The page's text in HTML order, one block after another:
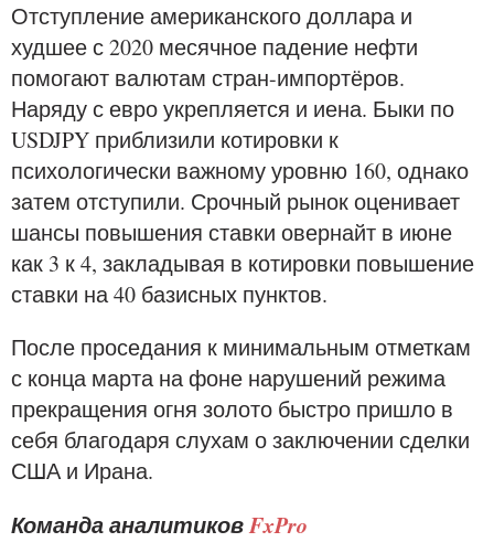
Отступление американского доллара и
худшее с 2020 месячное падение нефти
помогают валютам стран-импортёров.
Наряду с евро укрепляется и иена. Быки по
USDJPY приблизили котировки к
психологически важному уровню 160, однако
затем отступили. Срочный рынок оценивает
шансы повышения ставки овернайт в июне
как 3 к 4, закладывая в котировки повышение
ставки на 40 базисных пунктов.
После проседания к минимальным отметкам
с конца марта на фоне нарушений режима
прекращения огня золото быстро пришло в
себя благодаря слухам о заключении сделки
США и Ирана.
Команда аналитиковFxPro